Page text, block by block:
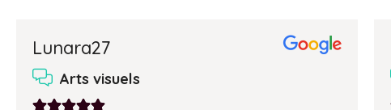
au
témoignage1
témoignage2
Lunara27
Arts visuels